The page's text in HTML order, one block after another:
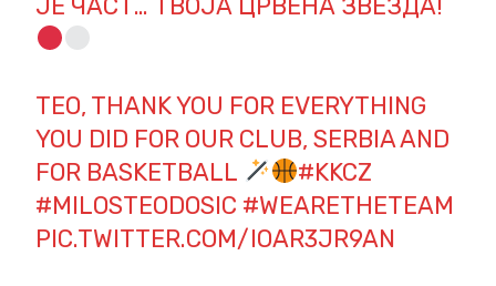
ЈЕ ЧАСТ… ТВОЈА ЦРВЕНА ЗВЕЗДА!
TEO, THANK YOU FOR EVERYTHING
YOU DID FOR OUR CLUB, SERBIA AND
FOR BASKETBALL
#KKCZ
#MILOSTEODOSIC #WEARETHETEAM
PIC.TWITTER.COM/IOAR3JR9AN